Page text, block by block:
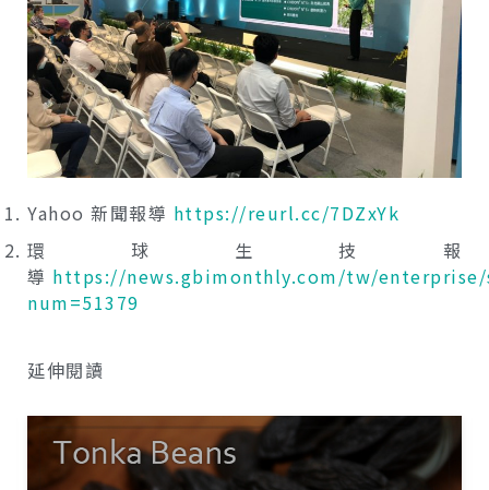
Yahoo 新聞報導 https://reurl.cc/7DZxYk
環球生技報
導 https://news.gbimonthly.com/tw/enterprise/
num=51379
延伸閱讀